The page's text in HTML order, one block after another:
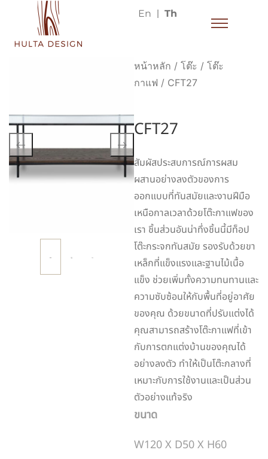
En Th
หน้าหลัก / โต๊ะ / โต๊ะ
กาแฟ / CFT27
CFT27
สัมผัสประสบการณ์การผสม
ผสานอย่างลงตัวของการ
ออกแบบที่ทันสมัยและงานฝีมือ
เหนือกาลเวลาด้วยโต๊ะกาแฟของ
เรา ชิ้นส่วนอันน่าทึ่งชิ้นนี้มีท็อป
โต๊ะกระจกทันสมัย ​​รองรับด้วยขา
เหล็กที่แข็งแรงและฐานไม้เนื้อ
แข็ง ช่วยเพิ่มทั้งความทนทานและ
ความซับซ้อนให้กับพื้นที่อยู่อาศัย
ของคุณ ด้วยขนาดที่ปรับแต่งได้
คุณสามารถสร้างโต๊ะกาแฟที่เข้า
กับการตกแต่งบ้านของคุณได้
อย่างลงตัว ทำให้เป็นโต๊ะกลางที่
เหมาะกับการใช้งานและเป็นส่วน
ตัวอย่างแท้จริง
ขนาด
W120 X D50 X H60